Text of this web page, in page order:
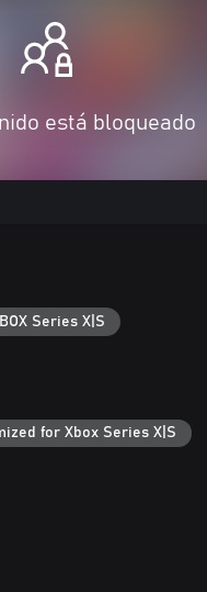
está bloqueado
Series X|S
for Xbox Series X|S